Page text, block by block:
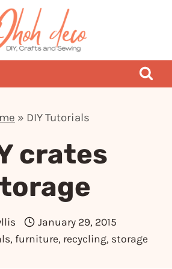
» DIY Tutorials
crates
January 29, 2015
, furniture, recycling, storage